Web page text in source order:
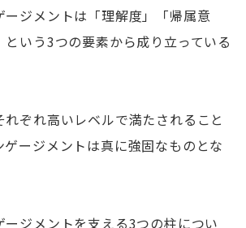
ージメントは「理解度」「帰属意
いう3つの要素から成り立っている
れぞれ高いレベルで満たされること
ージメントは真に強固なものとな
ージメントを支える3つの柱につい